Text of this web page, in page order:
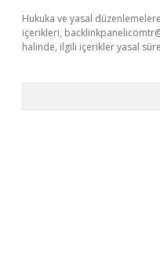
Hukuka ve yasal
içerikleri,
halinde, ilgili içerikler yasal